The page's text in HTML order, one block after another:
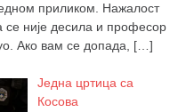
приликом. Нажалост
се није десила и професор
Ако вам се допада, […]
Једна цртица са
Косова